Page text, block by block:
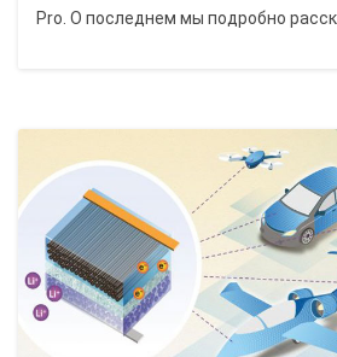
Pro. О последнем мы подробно